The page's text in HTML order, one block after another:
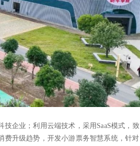
企业；利用云端技术，采用SaaS模式，致
费升级趋势，开发小游票务智慧系统，针对